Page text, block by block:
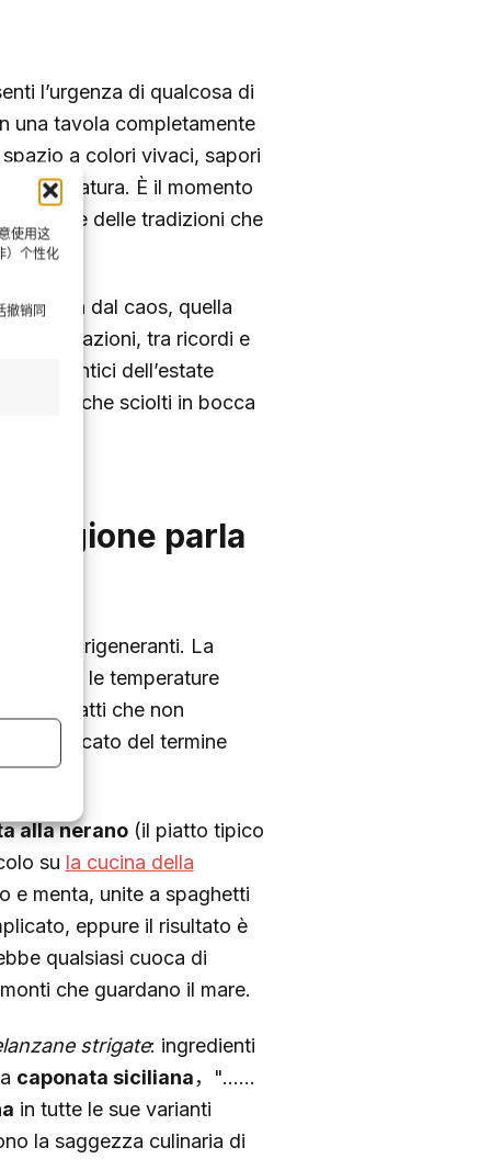
使用这
）个性化
撤销同
l’urgenza di qualcosa di
una tavola completamente
a colori vivaci, sapori
villeggiatura. È il momento
natura e delle tradizioni che
pausa dal caos, quella
generazioni, tra ricordi e
autentici dell’estate
che sciolti in bocca
stagione parla
e rigeneranti. La
quando le temperature
di piatti che non
significato del termine
alla nerano(il piatto tipico
su la cucina della
e menta, unite a spaghetti
eppure il risultato è
qualsiasi cuoca di
che guardano il mare.
strigate: ingredienti
caponata siciliana，"......
in tutte le sue varianti
la saggezza culinaria di